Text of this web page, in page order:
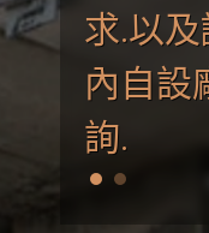
求.以
內自設
詢.
求.以
內自設
詢.